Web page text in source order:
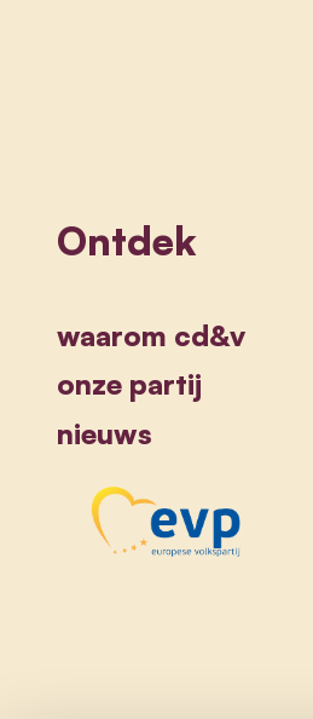
Ontdek
waarom cd&v
onze partij
nieuws